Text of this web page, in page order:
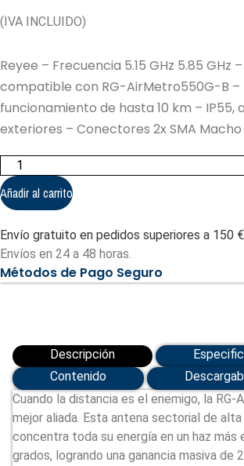
(IVA INCLUIDO)
Reyee – Frecuencia 5.15 GHz 5.85 GHz
compatible con RG-AirMetro550G-B –
funcionamiento de hasta 10 km – IP55,
exteriores – Conectores 2x SMA Macho
Reyee
-
Frecuencia
5.15
GHz
GHz
(RG-
ANT20S-
90)
cantidad
Añadir al carrito
Envío gratuito en pedidos superiores a 150 €
Envíos en 24 a 48 horas.
Métodos de Pago Seguro
Descripción
Contenido
Cuando la distancia es el enemigo, la RG-
mejor aliada. Esta antena sectorial de
concentra toda su energía en un haz más
grados, logrando una ganancia masiva de